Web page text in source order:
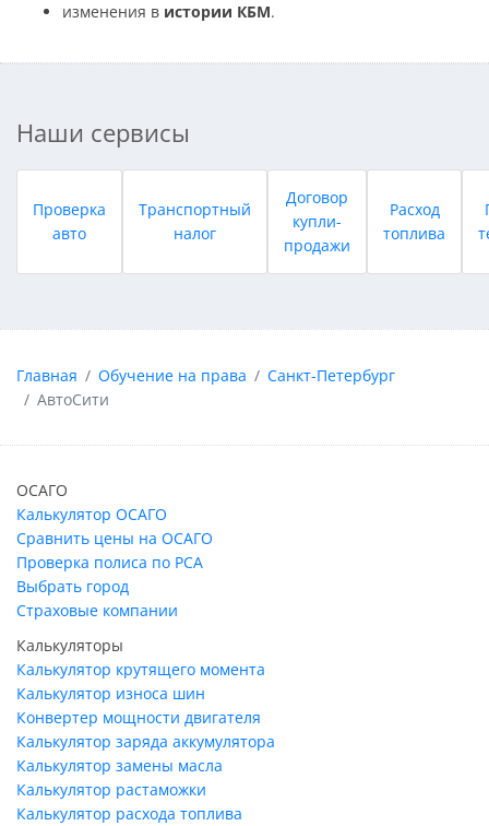
изменения в истории КБМ.
Наши сервисы
Проверка
авто
Транспортный
налог
Договор
купли-
продажи
Расход
топлива
Главная Обучение на права
Санкт-Петербург
АвтоСити
ОСАГО
Калькулятор ОСАГО
Сравнить цены на ОСАГО
Проверка полиса по РСА
Выбрать город
Страховые компании
Калькуляторы
Калькулятор крутящего момента
Калькулятор износа шин
Конвертер мощности двигателя
Калькулятор заряда аккумулятора
Калькулятор замены масла
Калькулятор растаможки
Калькулятор расхода топлива